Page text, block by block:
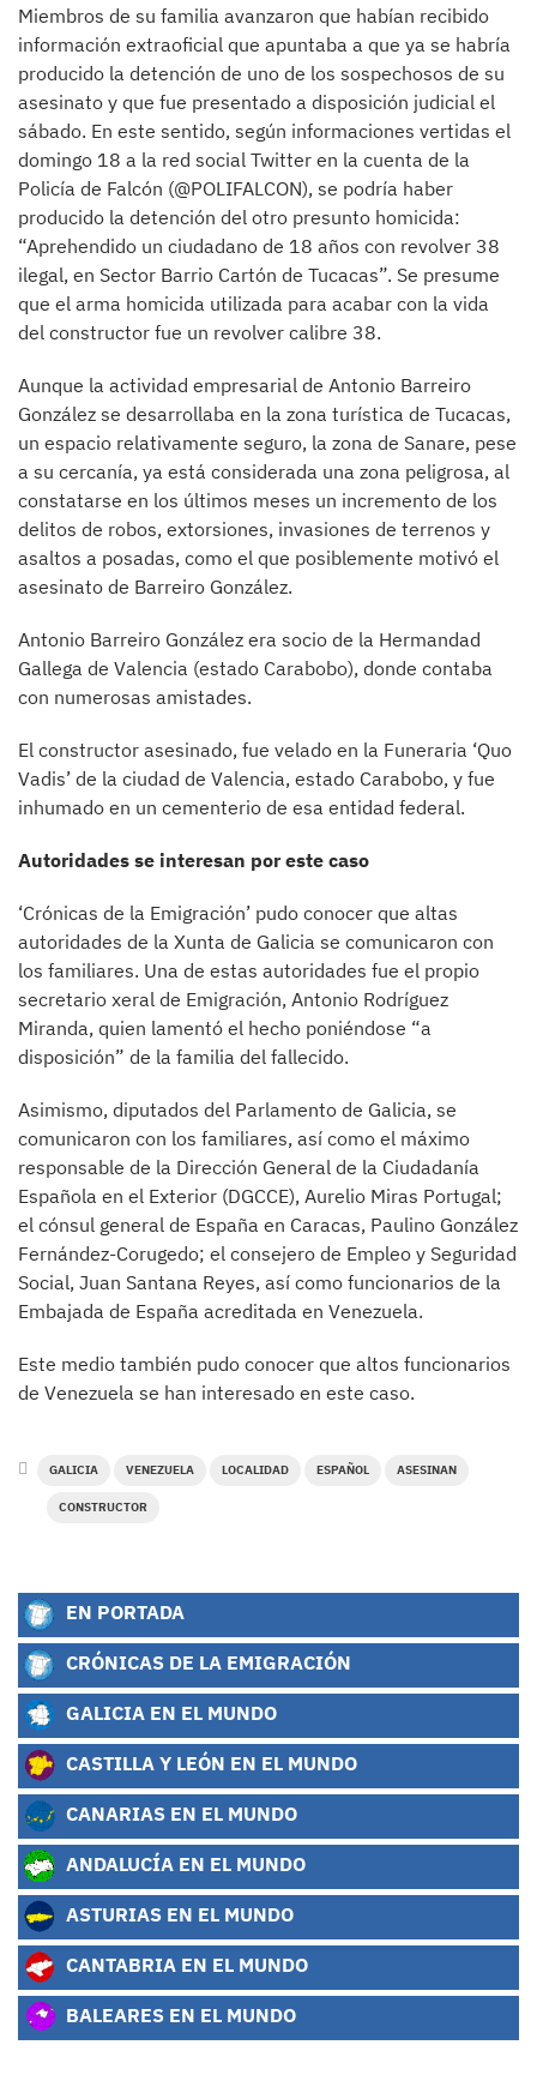
Miembros de su familia avanzaron que habían recibido
información extraoficial que apuntaba a que ya se habría
producido la detención de uno de los sospechosos de su
asesinato y que fue presentado a disposición judicial el
sábado. En este sentido, según informaciones vertidas el
domingo 18 a la red social Twitter en la cuenta de la
Policía de Falcón (@POLIFALCON), se podría haber
producido la detención del otro presunto homicida:
“Aprehendido un ciudadano de 18 años con revolver 38
ilegal, en Sector Barrio Cartón de Tucacas”. Se presume
que el arma homicida utilizada para acabar con la vida
del constructor fue un revolver calibre 38.
Aunque la actividad empresarial de Antonio Barreiro
González se desarrollaba en la zona turística de Tucacas,
un espacio relativamente seguro, la zona de Sanare, pese
a su cercanía, ya está considerada una zona peligrosa, al
constatarse en los últimos meses un incremento de los
delitos de robos, extorsiones, invasiones de terrenos y
asaltos a posadas, como el que posiblemente motivó el
asesinato de Barreiro González.
Antonio Barreiro González era socio de la Hermandad
Gallega de Valencia (estado Carabobo), donde contaba
con numerosas amistades.
El constructor asesinado, fue velado en la Funeraria ‘Quo
Vadis’ de la ciudad de Valencia, estado Carabobo, y fue
inhumado en un cementerio de esa entidad federal.
Autoridades se interesan por este caso
‘Crónicas de la Emigración’ pudo conocer que altas
autoridades de la Xunta de Galicia se comunicaron con
los familiares. Una de estas autoridades fue el propio
secretario xeral de Emigración, Antonio Rodríguez
Miranda, quien lamentó el hecho poniéndose “a
disposición” de la familia del fallecido.
Asimismo, diputados del Parlamento de Galicia, se
comunicaron con los familiares, así como el máximo
responsable de la Dirección General de la Ciudadanía
Española en el Exterior (DGCCE), Aurelio Miras Portugal;
el cónsul general de España en Caracas, Paulino González
Fernández-Corugedo; el consejero de Empleo y Seguridad
Social, Juan Santana Reyes, así como funcionarios de la
Embajada de España acreditada en Venezuela.
Este medio también pudo conocer que altos funcionarios
de Venezuela se han interesado en este caso.
GALICIA VENEZUELA LOCALIDAD ESPAÑOL ASESINAN
CONSTRUCTOR
EN PORTADA
CRÓNICAS DE LA EMIGRACIÓN
GALICIA EN EL MUNDO
CASTILLA Y LEÓN EN EL MUNDO
CANARIAS EN EL MUNDO
ANDALUCÍA EN EL MUNDO
ASTURIAS EN EL MUNDO
CANTABRIA EN EL MUNDO
BALEARES EN EL MUNDO